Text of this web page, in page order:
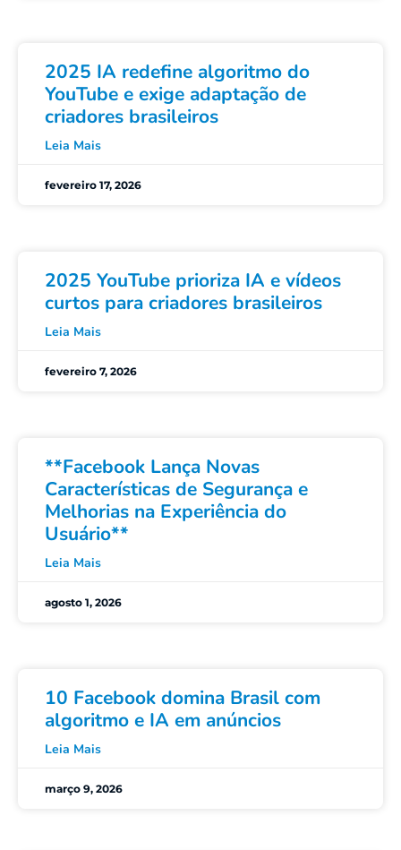
2025 IA redefine algoritmo do
YouTube e exige adaptação de
criadores brasileiros
Leia Mais
fevereiro 17, 2026
2025 YouTube prioriza IA e vídeos
curtos para criadores brasileiros
Leia Mais
fevereiro 7, 2026
**Facebook Lança Novas
Características de Segurança e
Melhorias na Experiência do
Usuário**
Leia Mais
agosto 1, 2026
10 Facebook domina Brasil com
algoritmo e IA em anúncios
Leia Mais
março 9, 2026